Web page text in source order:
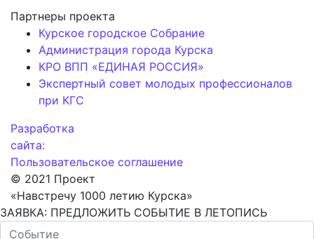
Партнеры проекта
Курское городское Собрание
Администрация города Курска
КРО ВПП «ЕДИНАЯ РОССИЯ»
Экспертный совет молодых профессионалов
при КГС
Разработка
сайта:
Пользовательское соглашение
© 2021 Проект
«Навстречу 1000 летию Курска»
ЗАЯВКА: ПРЕДЛОЖИТЬ СОБЫТИЕ В ЛЕТОПИСЬ